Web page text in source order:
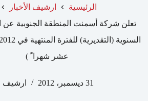
الرئيسية
ارشيف الأخبار
تعلن شركة أسمنت المنطقة الجنوبية عن
عشر شهرا ً )
31 ديسمبر، 2012 ارشيف